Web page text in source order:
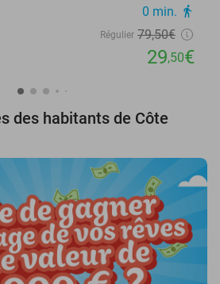
0 min. directions_walk
Régulier 79,50€
29,50€
des habitants de Côte